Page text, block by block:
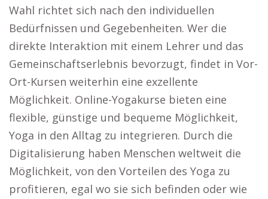
Wahl richtet sich nach den individuellen
Bedürfnissen und Gegebenheiten. Wer die
direkte Interaktion mit einem Lehrer und das
Gemeinschaftserlebnis bevorzugt, findet in Vor-
Ort-Kursen weiterhin eine exzellente
Möglichkeit. Online-Yogakurse bieten eine
flexible, günstige und bequeme Möglichkeit,
Yoga in den Alltag zu integrieren. Durch die
Digitalisierung haben Menschen weltweit die
Möglichkeit, von den Vorteilen des Yoga zu
profitieren, egal wo sie sich befinden oder wie